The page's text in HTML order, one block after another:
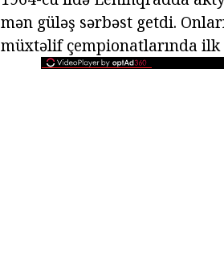
mən güləş sərbəst getdi.
müxtəlif çempionatlarında ilk